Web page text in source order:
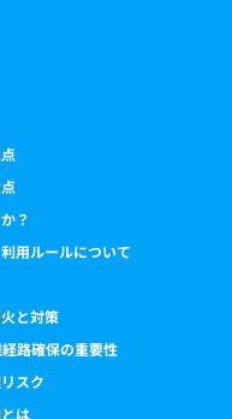
？
用ルールについて
と対策
路確保の重要性
スク
は